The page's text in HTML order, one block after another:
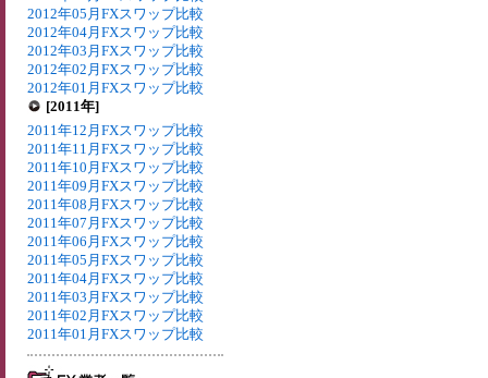
2012年05月FXスワップ比較
2012年04月FXスワップ比較
2012年03月FXスワップ比較
2012年02月FXスワップ比較
2012年01月FXスワップ比較
[2011年]
2011年12月FXスワップ比較
2011年11月FXスワップ比較
2011年10月FXスワップ比較
2011年09月FXスワップ比較
2011年08月FXスワップ比較
2011年07月FXスワップ比較
2011年06月FXスワップ比較
2011年05月FXスワップ比較
2011年04月FXスワップ比較
2011年03月FXスワップ比較
2011年02月FXスワップ比較
2011年01月FXスワップ比較